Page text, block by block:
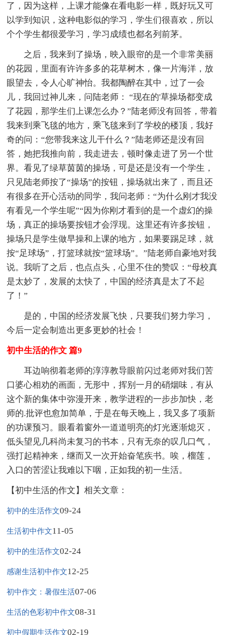
了，因为这样，上课才能像在看电影一样，既好玩又可
以学到知识，这种电影似的学习，学生们很喜欢，所以
个个学生都很爱学习，学习成绩也都名列前茅。
之后，我来到了操场，映入眼帘的是一个非常美丽
的花园，里面有许许多多的花草树木，像一片海洋，放
眼望去，令人心旷神怡。我都陶醉在其中，过了一会
儿，我回过神儿来，问陆老师： “现在的'草操场都变成
了花园，那学生们上课怎么办？”陆老师没有回答，带着
我来到乘飞毯的地方，乘飞毯来到了学校的楼顶，我好
奇的问：“您带我来这儿干什么？”陆老师还是没有回
答，她把我推向前，我走进去，顿时像走进了另一个世
界。看见了绿草茵茵的操场，可是还是没有一个学生，
只见陆老师按了“操场”的按钮，操场就出来了，而且还
有很多在开心活动的同学，我问老师：“为什么刚才我没
有看见一个学生呢”“因为你刚才看到的是一个虚幻的操
场，真正的操场要按钮才会浮现。这里还有许多按钮，
操场只是学生做早操和上课的地方，如果要踢足球，就
按“足球场”，打篮球就按“篮球场”。”陆老师自豪地对我
说。我听了之后，也点点头，心里不住的赞叹：“母校真
是太妙了，发展的太快了，中国的经济真是太了不起
了！”
是的，中国的经济发展飞快，只要我们努力学习，
今后一定会制造出更多更妙的社会！
初中生活的作文 篇9
耳边响彻着老师的淳淳教导眼前闪过老师对我们苦
口婆心相劝的画面，无形中，挥别一月的硝烟味，有从
这个新的集体中弥漫开来，教学进程的一步步加快，老
师的.批评也愈加简单，于是在每天晚上，我又多了项新
的功课预习。眼看着窗外一道道明亮的灯光逐渐熄灭，
低头望见几科尚未复习的书本，只有无奈的叹几口气，
强打起精神来，继而又一次开始奋笔疾书。唉，榴莲，
入口的苦涩让我难以下咽，正如我的初一生活。
【初中生活的作文】相关文章：
初中的生活作文09-24
生活初中作文11-05
初中的生活作文02-24
感谢生活初中作文12-25
初中作文：暑假生活07-06
生活的色彩初中作文08-31
初中假期生活作文02-19